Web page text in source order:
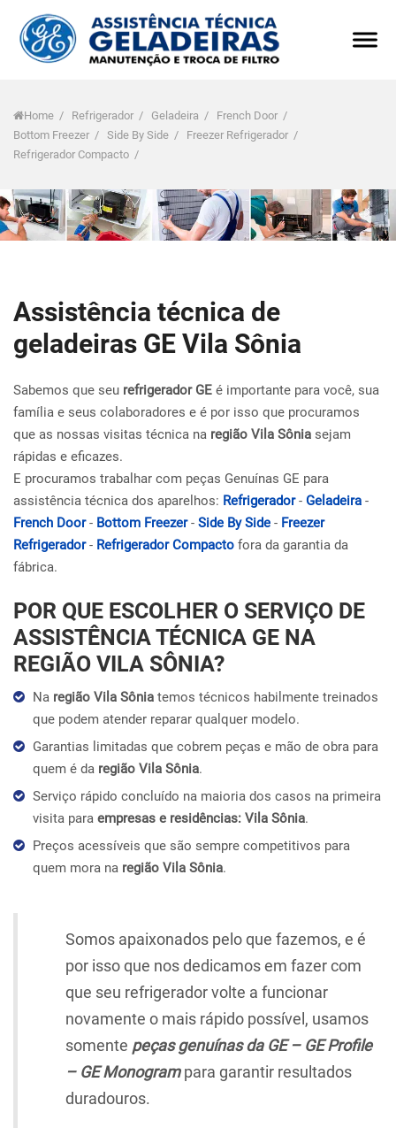
Home / Refrigerador / Geladeira / French Door /
Bottom Freezer / Side By Side / Freezer Refrigerador /
Refrigerador Compacto /
Assistência técnica de
geladeiras GE Vila Sônia
Sabemos que seu refrigerador GE é importante para você, sua
família e seus colaboradores e é por isso que procuramos
que as nossas visitas técnica na região Vila Sônia sejam
rápidas e eficazes.
E procuramos trabalhar com peças Genuínas GE para
assistência técnica dos aparelhos: Refrigerador- Geladeira -
French Door- Bottom Freezer- Side By Side - Freezer
Refrigerador- Refrigerador Compacto fora da garantia da
fábrica.
POR QUE ESCOLHER O SERVIÇO DE
ASSISTÊNCIA TÉCNICA GE NA
REGIÃO VILA SÔNIA?
Na região Vila Sônia temos técnicos habilmente treinados
que podem atender reparar qualquer modelo.
Garantias limitadas que cobrem peças e mão de obra para
quem é da região Vila Sônia.
Serviço rápido concluído na maioria dos casos na primeira
visita para empresas e residências: Vila Sônia.
Preços acessíveis que são sempre competitivos para
quem mora na região Vila Sônia.
Somos apaixonados pelo que fazemos, e é
por isso que nos dedicamos em fazer com
que seu refrigerador volte a funcionar
novamente o mais rápido possível, usamos
somente peças genuínas da GE – GE Profile
– GE Monogrampara garantir resultados
duradouros.